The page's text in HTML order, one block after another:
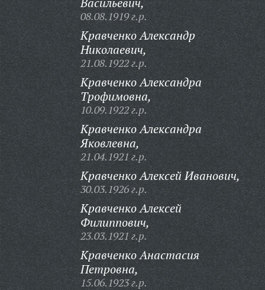
08.08.1919 г.р.
Кравченко Александр
Николаевич,
21.08.1922 г.р.
Кравченко Александра
Трофимовна,
10.09.1922 г.р.
Кравченко Александра
Яковлевна,
21.04.1921 г.р.
Кравченко Алексей Иванович,
30.03.1926 г.р.
Кравченко Алексей
Филиппович,
23.03.1921 г.р.
Кравченко Анастасия
Петровна,
15.06.1923 г.р.